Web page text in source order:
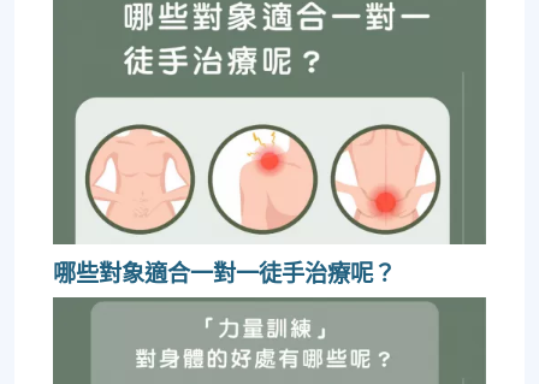
哪些對象適合一對一徒手治療呢？